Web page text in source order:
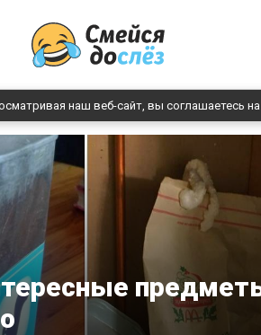
наш веб-сайт, вы соглашаетесь